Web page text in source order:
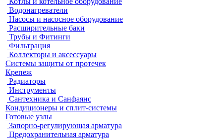
Водонагреватели
Насосы и насосное оборудование
Расширительные баки
Трубы и Фитинги
Фильтрация
Коллекторы и аксессуары
Системы защиты от протечек
Крепеж
Радиаторы
Инструменты
Сантехника и Санфаянс
Кондиционеры и сплит-системы
Готовые узлы
Запорно-регулирующая арматура
Предохранительная арматура